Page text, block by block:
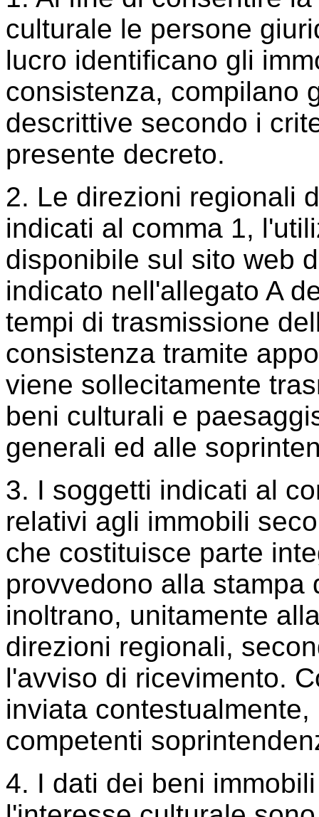
culturale le persone
lucro identificano gli
consistenza, compilano
descrittive secondo i
presente decreto.
2. Le direzioni regionali
indicati al comma 1,
disponibile sul sito web
indicato nell'allegato A
tempi di trasmissione
consistenza tramite
viene sollecitamente
beni culturali e
generali ed alle
3. I soggetti indicati al
relativi agli immobili
che costituisce parte
provvedono alla stampa
inoltrano, unitamente
direzioni regionali,
l'avviso di ricevimento.
inviata
competenti
4. I dati dei beni